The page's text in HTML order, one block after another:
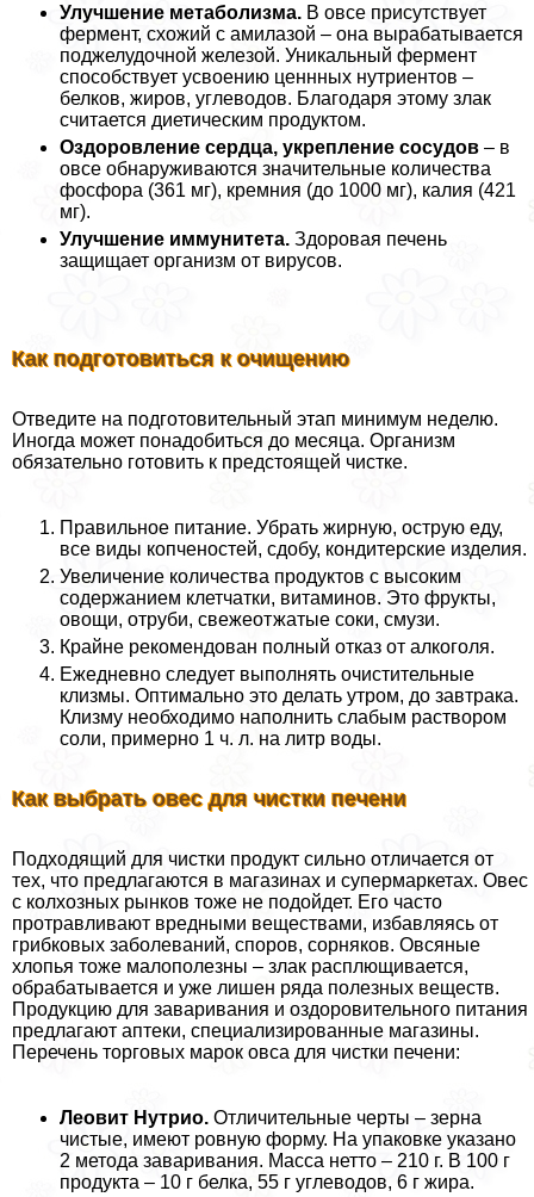
Улучшение метаболизма. В овсе присутствует
фермент, схожий с амилазой – она выpaбатывается
поджелудочной железой. Уникальный фермент
способствует усвоению ценнных нутриентов –
белков, жиров, углеводов. Благодаря этому злак
считается диетическим продуктом.
Оздоровление сердца, укрепление сосудов – в
овсе обнаруживаются значительные количества
фосфора (361 мг), кремния (до 1000 мг), калия (421
мг).
Улучшение иммунитета. Здоровая печень
защищает организм от вирусов.
Как подготовиться к очищению
Отведите на подготовительный этап минимум неделю.
Иногда может понадобиться до месяца. Организм
обязательно готовить к предстоящей чистке.
Правильное питание. Убрать жирную, острую еду,
все виды копченостей, сдобу, кондитерские изделия.
Увеличение количества продуктов с высоким
содержанием клетчатки, витаминов. Это фрукты,
овощи, отруби, свежеотжатые соки, смузи.
Крайне рекомендован полный отказ от алкоголя.
Ежедневно следует выполнять очистительные
клизмы. Оптимально это делать утром, до завтpaка.
Клизму необходимо наполнить слабым раствором
соли, примерно 1 ч. л. на литр воды.
Как выбрать овес для чистки печени
Подходящий для чистки продукт сильно отличается от
тех, что предлагаются в магазинах и супермаркетах. Овес
с колхозных рынков тоже не подойдет. Его часто
протравливают вредными веществами, избавляясь от
грибковых заболеваний, споров, сорняков. Овсяные
хлопья тоже малополезны – злак расплющивается,
обpaбатывается и уже лишен ряда полезных веществ.
Продукцию для заваривания и оздоровительного питания
предлагают аптеки, специализированные магазины.
Перечень торговых марок овса для чистки печени:
Леовит Нутрио. Отличительные черты – зерна
чистые, имеют ровную форму. На упаковке указано
2 метода заваривания. Масса нетто – 210 г. В 100 г
продукта – 10 г белка, 55 г углеводов, 6 г жира.